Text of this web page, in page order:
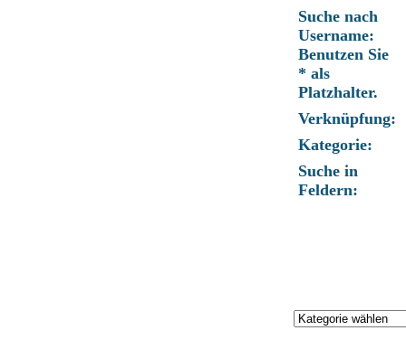
Suche nach
Username:
Benutzen Sie
* als
Platzhalter.
Verknüpfung:
Kategorie:
Suche in
Feldern: